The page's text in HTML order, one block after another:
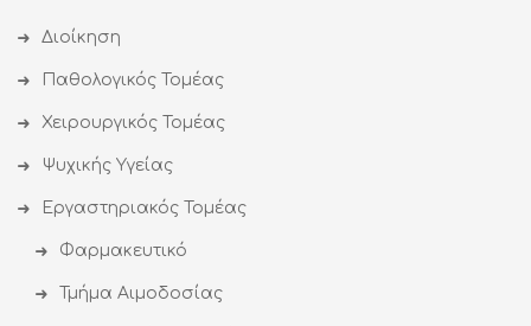
Διοίκηση
Παθολογικός Τομέας
Χειρουργικός Τομέας
Ψυχικής Υγείας
Εργαστηριακός Τομέας
Φαρμακευτικό
Τμήμα Αιμοδοσίας